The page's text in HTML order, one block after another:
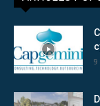
9